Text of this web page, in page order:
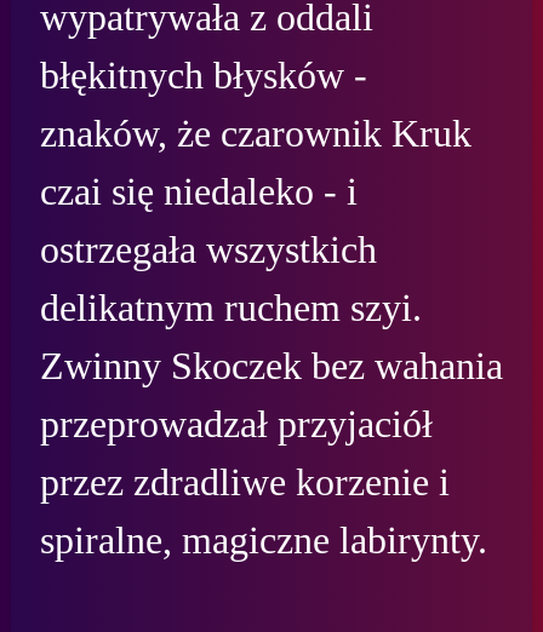
wypatrywała z oddali
błękitnych błysków -
znaków, że czarownik Kruk
czai się niedaleko - i
ostrzegała wszystkich
delikatnym ruchem szyi.
Zwinny Skoczek bez wahania
przeprowadzał przyjaciół
przez zdradliwe korzenie i
spiralne, magiczne labirynty.